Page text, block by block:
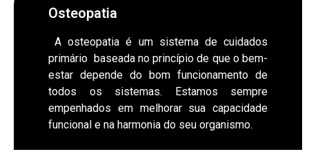
Osteopatia
A osteopatia é um sistema de cuidados
primário baseada no princípio de que o bem-
estar depende do bom funcionamento de
todos os sistemas. Estamos sempre
empenhados em melhorar sua capacidade
funcional e na harmonia do seu organismo.